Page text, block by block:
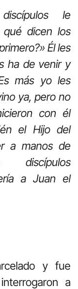
le
qué dicen los
Él les
ha de venir y
más yo les
ya, pero no
con él
el Hijo del
a manos de
discípulos
a Juan el
y fue
a